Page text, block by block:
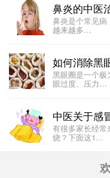
鼻炎的中医
鼻炎是个常见
越来越多…
如何消除黑
黑眼圈是一个极
眼过度、压力…
中医关于感
有很多家长经常
烧？下面这1…